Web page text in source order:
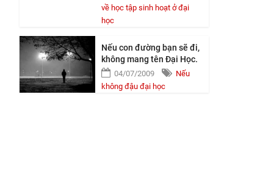
về học tập sinh hoạt ở đại
học
Nếu con đường bạn sẽ đi,
không mang tên Đại Học.
04/07/2009
Nếu
không đậu đại học